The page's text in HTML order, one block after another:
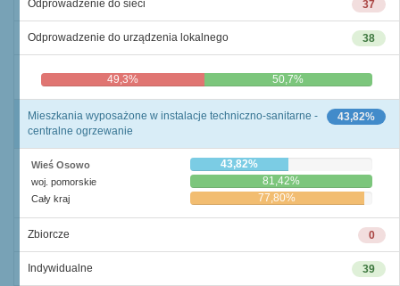
37
Odprowadzenie do sieci
38
Odprowadzenie do urządzenia lokalnego
49,3% 50,7%
43,82%
Mieszkania wyposażone w instalacje techniczno-sanitarne -
centralne ogrzewanie
Wieś Osowo 43,82%
woj. pomorskie 81,42%
Cały kraj 77,80%
0
Zbiorcze
39
Indywidualne